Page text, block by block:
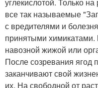
все так называемые
с вредителями и
принятыми
навозной жижой или
После созревания ягод
заканчивают свой
их. На свободной от